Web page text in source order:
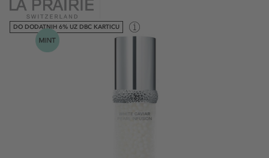
DO DODATNIH 6% UZ DBC KARTICU